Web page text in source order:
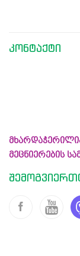
კონტაქტი
მეცნიერების